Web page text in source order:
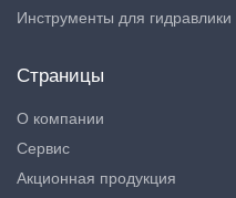
Инструменты для гидравлики
Страницы
О компании
Сервис
Акционная продукция